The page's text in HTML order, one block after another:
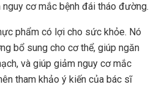
cơ mắc bệnh đái tháo đường.
phẩm có lợi cho sức khỏe. Nó
bổ sung cho cơ thể, giúp ngăn
và giúp giảm nguy cơ mắc
tham khảo ý kiến của bác sĩ